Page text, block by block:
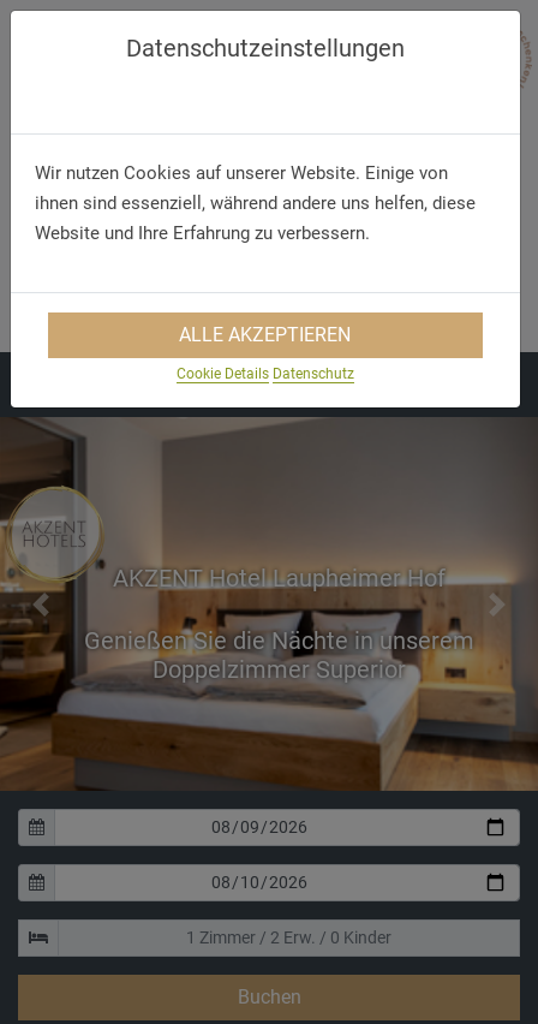
+49 (73 92) 97 5 0
info@laupheimer-hof.de
AKZENT Hotel Laupheimer Hof
Genießen Sie die Nächte in unserem
Doppelzimmer Superior
Previous Next
Buchen
Datenschutzeinstellungen
Wir nutzen Cookies auf unserer Website. Einige von
ihnen sind essenziell, während andere uns helfen, diese
Website und Ihre Erfahrung zu verbessern.
ALLE AKZEPTIEREN
Cookie Details Datenschutz